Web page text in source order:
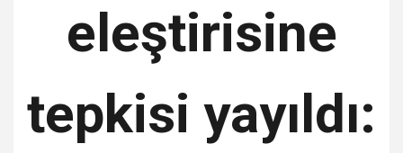
eleştirisine
tepkisi yayıldı: